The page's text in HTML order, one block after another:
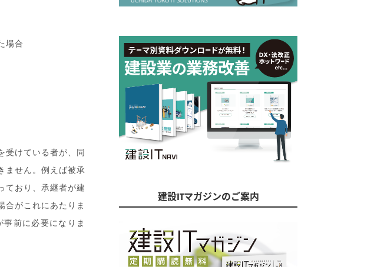
場合
受けている者が、同
ません。例えば被承
ており、承継者が建
合がこれにあたりま
前に必要になりま
建設ITマガジンのご案内